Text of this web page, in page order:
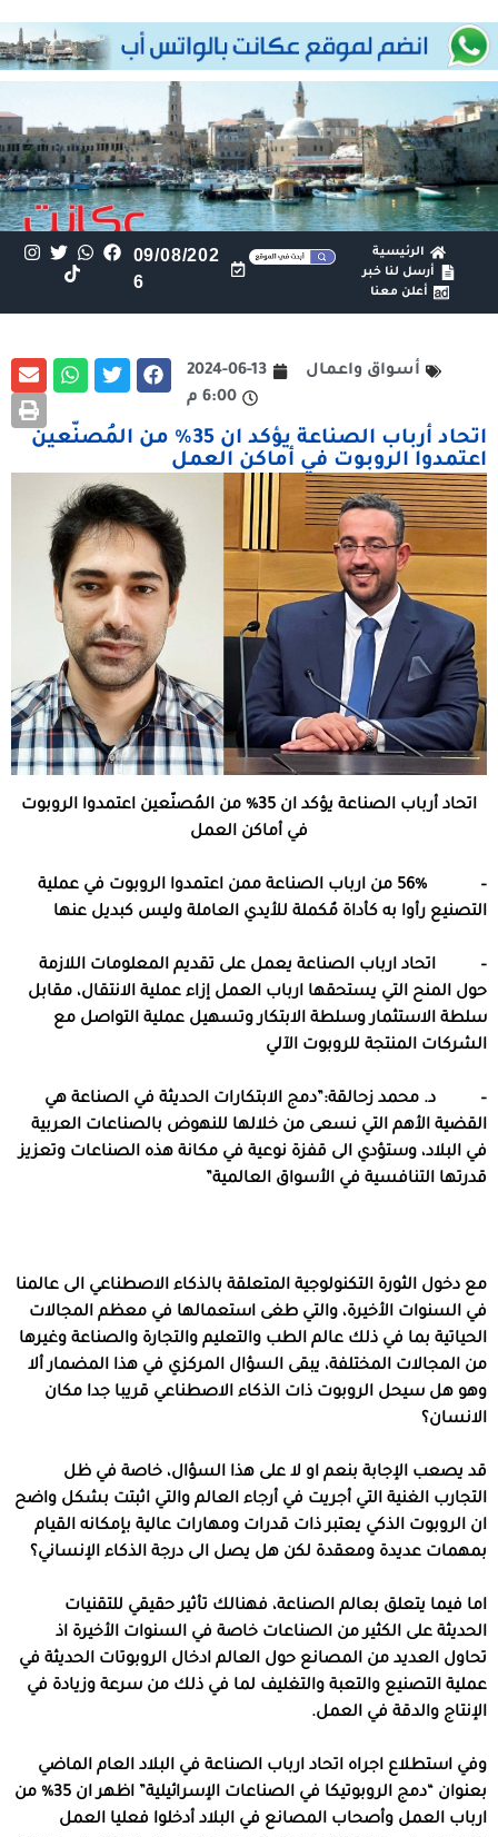
الرئيسية
أرسل لنا خبر
أعلن معنا
09/08/202
6
أسواق واعمال
2024-06-13
6:00 م
اتحاد أرباب الصناعة يؤكد ان 35% من المُصنّعين
اعتمدوا الروبوت في أماكن العمل
اتحاد أرباب الصناعة يؤكد ان 35% من المُصنّعين اعتمدوا الروبوت
في أماكن العمل
– 56% من ارباب الصناعة ممن اعتمدوا الروبوت في عملية
التصنيع رأوا به كأداة مٌكملة للأيدي العاملة وليس كبديل عنها
– اتحاد ارباب الصناعة يعمل على تقديم المعلومات اللازمة
حول المنح التي يستحقها ارباب العمل إزاء عملية الانتقال، مقابل
سلطة الاستثمار وسلطة الابتكار وتسهيل عملية التواصل مع
الشركات المنتجة للروبوت الآلي
– د. محمد زحالقة:”دمج الابتكارات الحديثة في الصناعة هي
القضية الأهم التي نسعى من خلالها للنهوض بالصناعات العربية
في البلاد، وستؤدي الى قفزة نوعية في مكانة هذه الصناعات وتعزيز
قدرتها التنافسية في الأسواق العالمية”
مع دخول الثورة التكنولوجية المتعلقة بالذكاء الاصطناعي الى عالمنا
في السنوات الأخيرة، والتي طغى استعمالها في معظم المجالات
الحياتية بما في ذلك عالم الطب والتعليم والتجارة والصناعة وغيرها
من المجالات المختلفة، يبقى السؤال المركزي في هذا المضمار ألا
وهو هل سيحل الروبوت ذات الذكاء الاصطناعي قريبا جدا مكان
الانسان؟
قد يصعب الإجابة بنعم او لا على هذا السؤال، خاصة في ظل
التجارب الغنية التي أجريت في أرجاء العالم والتي اثبتت بشكل واضح
ان الروبوت الذكي يعتبر ذات قدرات ومهارات عالية بإمكانه القيام
بمهمات عديدة ومعقدة لكن هل يصل الى درجة الذكاء الإنساني؟
اما فيما يتعلق بعالم الصناعة، فهنالك تأثير حقيقي للتقنيات
الحديثة على الكثير من الصناعات خاصة في السنوات الأخيرة اذ
تحاول العديد من المصانع حول العالم ادخال الروبوتات الحديثة في
عملية التصنيع والتعبة والتغليف لما في ذلك من سرعة وزيادة في
الإنتاج والدقة في العمل.
وفي استطلاع اجراه اتحاد ارباب الصناعة في البلاد العام الماضي
بعنوان “دمج الروبوتيكا في الصناعات الإسرائيلية” اظهر ان 35% من
ارباب العمل وأصحاب المصانع في البلاد أدخلوا فعليا العمل